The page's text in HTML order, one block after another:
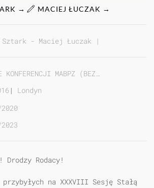
Drodzy Rodacy!
na XXXVIII Sesję Stałą
→ MACIEJ ŁUCZAK →
Sztark - Maciej Łuczak |
MABPZ (BEZ…
| Londyn